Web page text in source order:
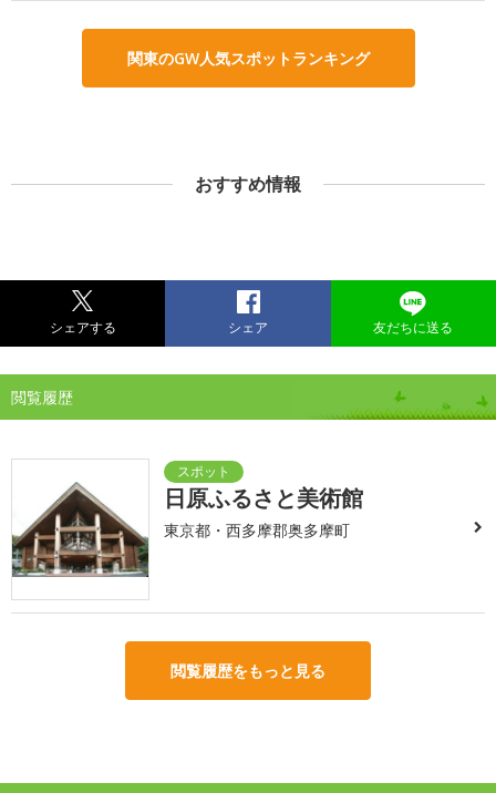
関東のGW人気スポットランキング
おすすめ情報
シェアする シェア 友だちに送る
閲覧履歴
日原ふるさと美術館
東京都・西多摩郡奥多摩町
閲覧履歴をもっと見る